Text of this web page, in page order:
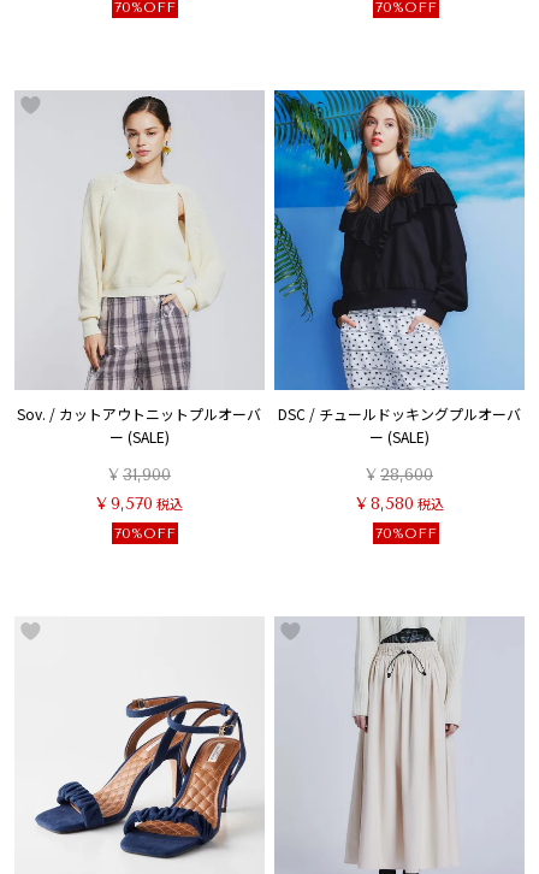
70%OFF 70%OFF
Sov. / カットアウトニットプルオーバ
ー (SALE)
¥31,900
¥9,570 税込
70%OFF
DSC / チュールドッキングプルオーバ
ー (SALE)
¥28,600
¥ 8,580 税込
70%OFF